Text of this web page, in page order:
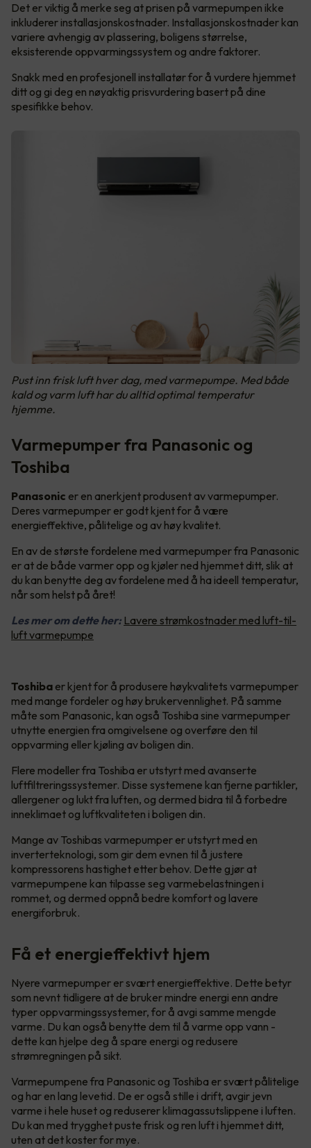
Det er viktig å merke seg at prisen på varmepumpen ikke
inkluderer installasjonskostnader. Installasjonskostnader kan
variere avhengig av plassering, boligens størrelse,
eksisterende oppvarmingssystem og andre faktorer.
Snakk med en profesjonell installatør for å vurdere hjemmet
ditt og gi deg en nøyaktig prisvurdering basert på dine
spesifikke behov.
Pust inn frisk luft hver dag, med varmepumpe. Med både
kald og varm luft har du alltid optimal temperatur
hjemme.
Varmepumper fra Panasonic og
Toshiba
Panasonic er en anerkjent produsent av varmepumper.
Deres varmepumper er godt kjent for å være
energieffektive, pålitelige og av høy kvalitet.
En av de største fordelene med varmepumper fra Panasonic
er at de både varmer opp og kjøler ned hjemmet ditt, slik at
du kan benytte deg av fordelene med å ha ideell temperatur,
når som helst på året!
Les mer om dette her: Lavere strømkostnader med luft-til-
luft varmepumpe
Toshiba er kjent for å produsere høykvalitets varmepumper
med mange fordeler og høy brukervennlighet. På samme
måte som Panasonic, kan også Toshiba sine varmepumper
utnytte energien fra omgivelsene og overføre den til
oppvarming eller kjøling av boligen din.
Flere modeller fra Toshiba er utstyrt med avanserte
luftfiltreringssystemer. Disse systemene kan fjerne partikler,
allergener og lukt fra luften, og dermed bidra til å forbedre
inneklimaet og luftkvaliteten i boligen din.
Mange av Toshibas varmepumper er utstyrt med en
inverterteknologi, som gir dem evnen til å justere
kompressorens hastighet etter behov. Dette gjør at
varmepumpene kan tilpasse seg varmebelastningen i
rommet, og dermed oppnå bedre komfort og lavere
energiforbruk.
Få et energieffektivt hjem
Nyere varmepumper er svært energieffektive. Dette betyr
som nevnt tidligere at de bruker mindre energi enn andre
typer oppvarmingssystemer, for å avgi samme mengde
varme. Du kan også benytte dem til å varme opp vann -
dette kan hjelpe deg å spare energi og redusere
strømregningen på sikt.
Varmepumpene fra Panasonic og Toshiba er svært pålitelige
og har en lang levetid. De er også stille i drift, avgir jevn
varme i hele huset og reduserer klimagassutslippene i luften.
Du kan med trygghet puste frisk og ren luft i hjemmet ditt,
uten at det koster for mye.